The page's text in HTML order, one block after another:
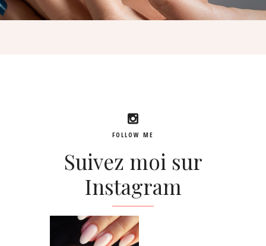
FOLLOW ME
Suivez moi sur
Instagram